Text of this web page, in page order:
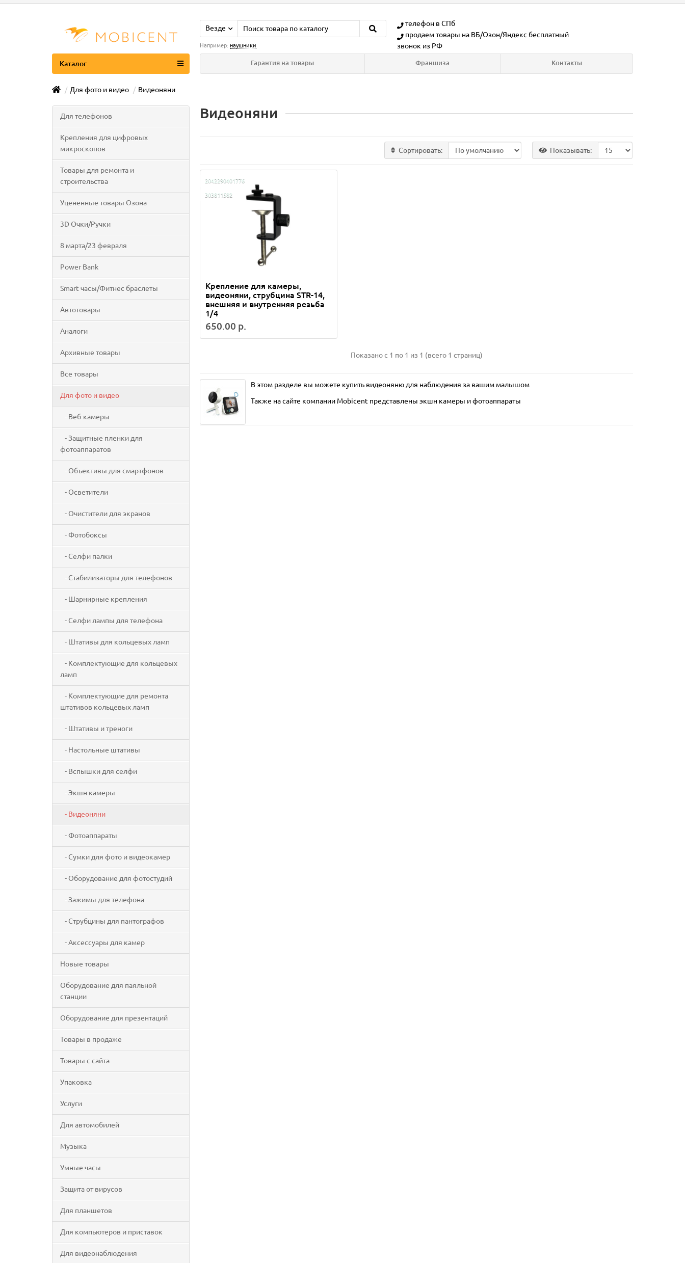
телефон в СПб
продаем товары на ВБ/Озон/Яндекс бесплатный
звонок из РФ
Везде
Например: наушники
Гарантия на товары Франшиза Контакты
Каталог
Для фото и видео Видеоняни
Для телефонов
Крепления для цифровых
микроскопов
Товары для ремонта и
строительства
Уцененные товары Озона
3D Очки/Ручки
8 марта/23 февраля
Power Bank
Smart часы/Фитнес браслеты
Автотовары
Аналоги
Архивные товары
Все товары
Для фото и видео
- Веб-камеры
- Защитные пленки для
фотоаппаратов
- Объективы для смартфонов
- Осветители
- Очистители для экранов
- Фотобоксы
- Селфи палки
- Стабилизаторы для телефонов
- Шарнирные крепления
- Селфи лампы для телефона
- Штативы для кольцевых ламп
- Комплектующие для кольцевых
ламп
- Комплектующие для ремонта
штативов кольцевых ламп
- Штативы и треноги
- Настольные штативы
- Вспышки для селфи
- Экшн камеры
- Видеоняни
- Фотоаппараты
- Сумки для фото и видеокамер
- Оборудование для фотостудий
- Зажимы для телефона
- Струбцины для пантографов
- Аксессуары для камер
Новые товары
Оборудование для паяльной
станции
Оборудование для презентаций
Товары в продаже
Товары с сайта
Упаковка
Услуги
Для автомобилей
Музыка
Умные часы
Защита от вирусов
Для планшетов
Для компьютеров и приставок
Для видеонаблюдения
Видеоняни
Сортировать: Показывать:
2042290401776
303811582
Крепление для камеры,
видеоняни, струбцина STR-14,
внешняя и внутренняя резьба
1/4
650.00 р.
Показано с 1 по 1 из 1 (всего 1 страниц)
В этом разделе вы можете купить видеоняню для наблюдения за вашим малышом
Также на сайте компании Mobicent представлены экшн камеры ифотоаппараты